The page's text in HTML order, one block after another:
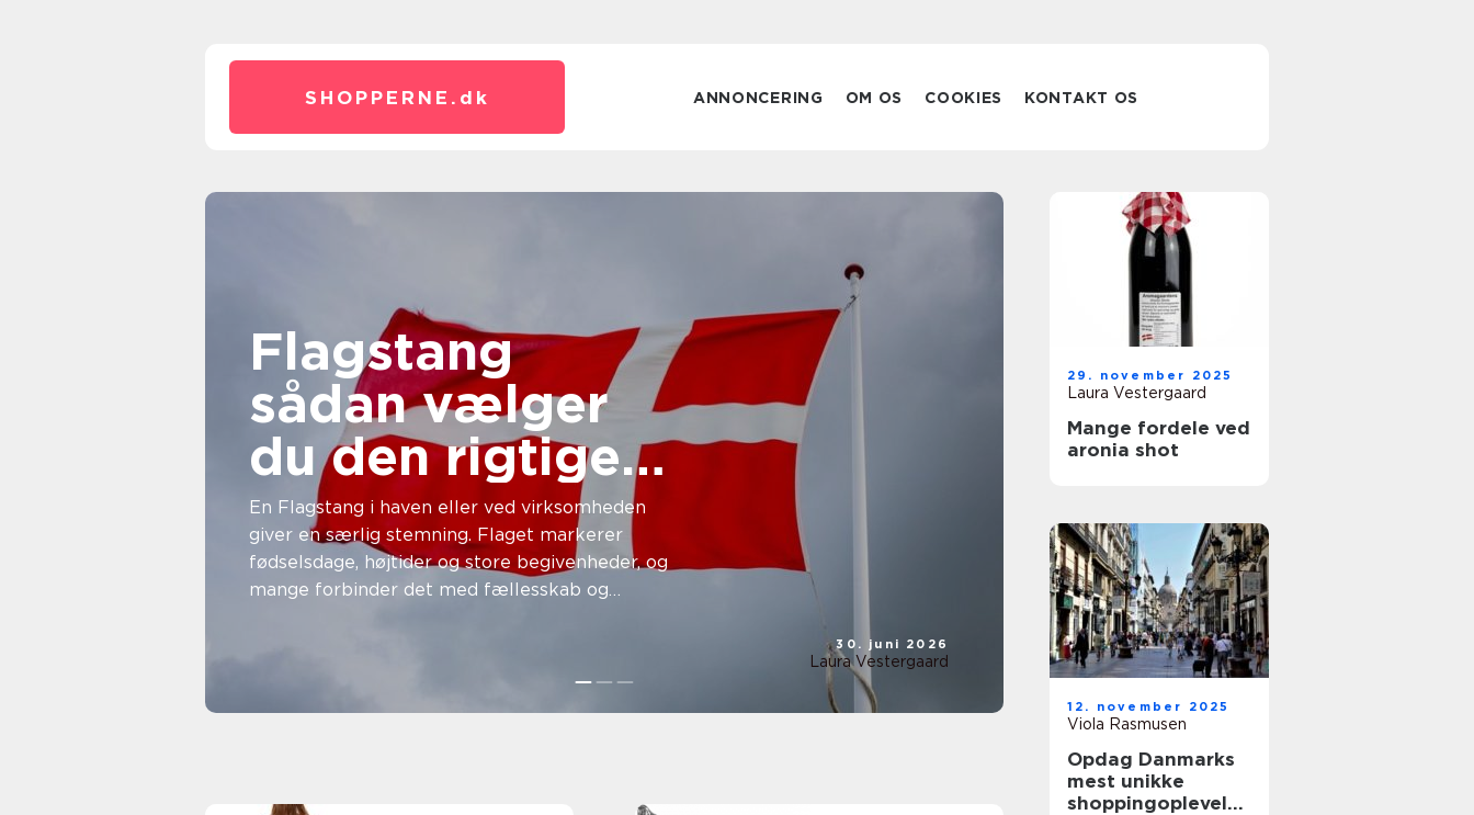
SHOPPERNE. dk ANNONCERING OM OS COOKIES KONTAKT OS
Flagstang
sådan vælger
du den rigtige
til din grund
En Flagstang i haven eller ved virksomheden
giver en særlig stemning. Flaget markerer
fødselsdage, højtider og store begivenheder, og
mange forbinder det med fællesskab og
30. juni 2026
Laura Vestergaard
Modeltrucks
realistiske
lastbiler i
kreativitet og fascination af lastbiler mødes.
Mange starter af ren nysgerrighed, men
hurtigt, hvor detaljeret og levende modellerne
kan blive. Her...
29. november 2025
Laura Vestergaard
Mange fordele ved
aronia shot
12. november 2025
Viola Rasmusen
Opdag Danmarks
mest unikke
shoppingoplevelse